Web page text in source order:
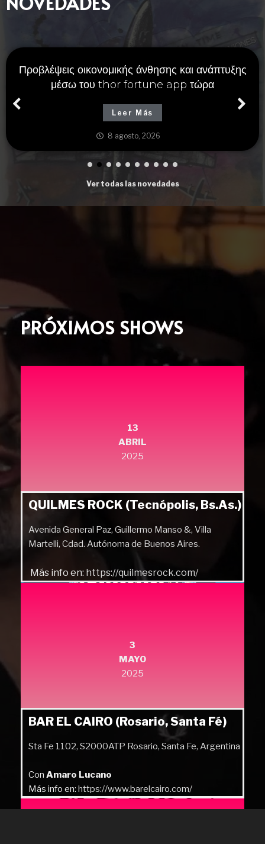
Προβλέψεις οικονομικής άνθησης και ανάπτυξης
μέσω του thor fortune app τώρα
Leer Más
8 agosto, 2026
Ver todas las novedades
PRÓXIMOS SHOWS
13
ABRIL
2025
QUILMES ROCK (Tecnópolis, Bs.As.)
Avenida General Paz, Guillermo Manso &, Villa
Martelli, Cdad. Autónoma de Buenos Aires.
Más info en: https://quilmesrock.com/
3
MAYO
2025
BAR EL CAIRO (Rosario, Santa Fé)
Sta Fe 1102, S2000ATP Rosario, Santa Fe, Argentina
Con Amaro Lucano
Más info en: https://www.barelcairo.com/